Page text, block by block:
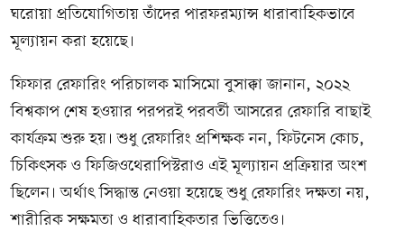
ঘরোয়া প্রতিযোগিতায় তাঁদের পারফরম্যান্স ধারাবাহিকভাবে
মূল্যায়ন করা হয়েছে।
ফিফার রেফারিং পরিচালক মাসিমো বুসাক্কা জানান, ২০২২
বিশ্বকাপ শেষ হওয়ার পরপরই পরবর্তী আসরের রেফারি বাছাই
কার্যক্রম শুরু হয়। শুধু রেফারিং প্রশিক্ষক নন, ফিটনেস কোচ,
চিকিৎসক ও ফিজিওথেরাপিস্টরাও এই মূল্যায়ন প্রক্রিয়ার অংশ
ছিলেন। অর্থাৎ সিদ্ধান্ত নেওয়া হয়েছে শুধু রেফারিং দক্ষতা নয়,
শারীরিক সক্ষমতা ও ধারাবাহিকতার ভিত্তিতেও।